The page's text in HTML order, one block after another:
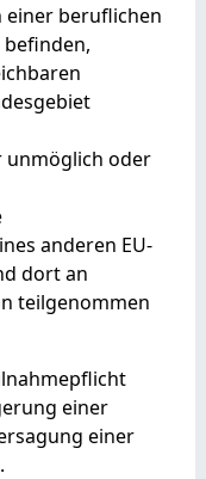
einer beruflichen
unmöglich oder
anderen EU-
dort an
teilgenommen
einer
einer